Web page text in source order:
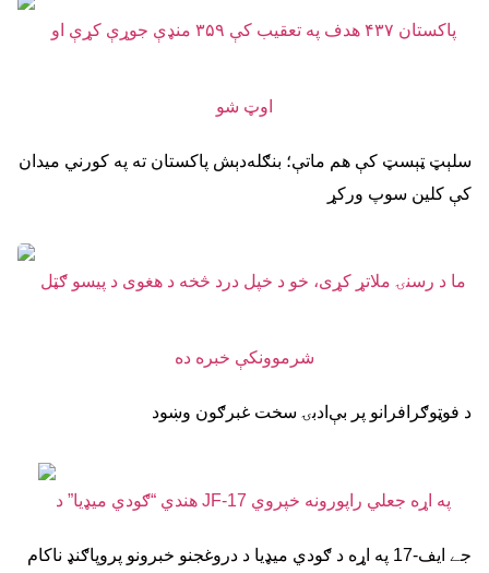
سلېټ ټېسټ کې هم ماتې؛ بنګله‌دېش پاکستان ته په کورني میدان
کې کلین سوپ ورکړ
د فوټوګرافرانو پر بې‌ادبۍ سخت غبرګون وښود
جے ایف-17 په اړه د ګودي میډیا د دروغجنو خبرونو پروپاګنډ ناکام